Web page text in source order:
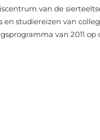
van de
en studiereizen van
van 2011 op